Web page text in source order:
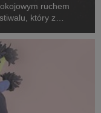
ruchem
który z
i Muzyki. W...